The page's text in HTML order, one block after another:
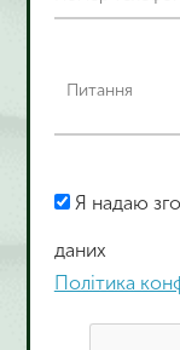
Я надаю
даних
Політика